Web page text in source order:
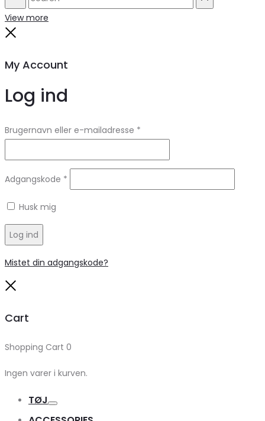
Search
View more
My Account
Log ind
Brugernavn eller e-mailadresse *
Adgangskode *
Husk mig
Log ind
Mistet din adgangskode?
Cart
Shopping Cart 0
Ingen varer i kurven.
TØJ